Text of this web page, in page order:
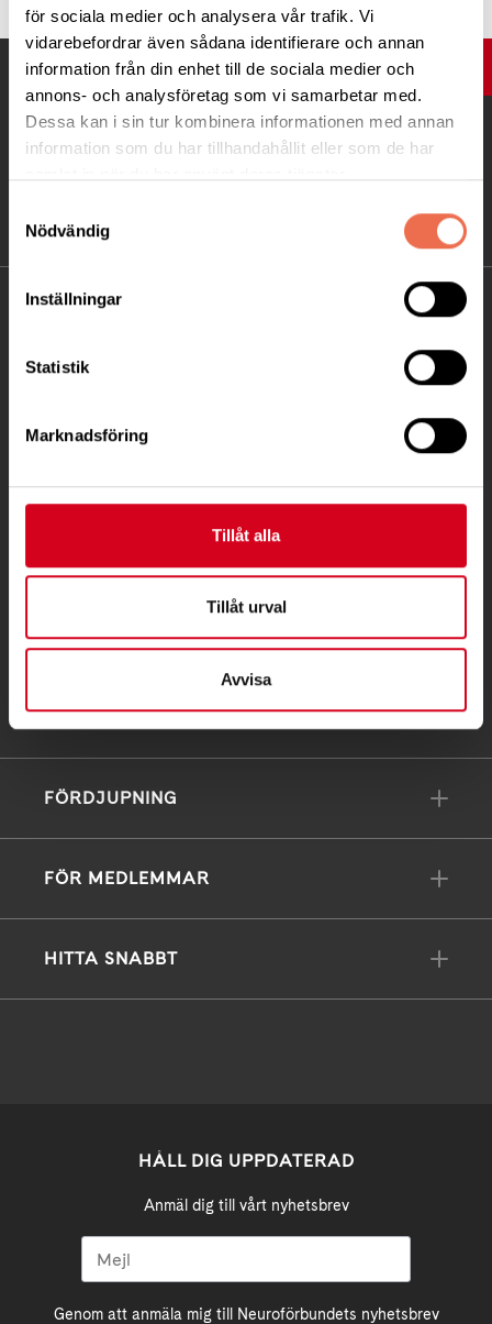
för sociala medier och analysera vår trafik. Vi
vidarebefordrar även sådana identifierare och annan
information från din enhet till de sociala medier och
annons- och analysföretag som vi samarbetar med.
Dessa kan i sin tur kombinera informationen med annan
information som du har tillhandahållit eller som de har
Nödvändig
Inställningar
Statistik
Marknadsföring
Tillåt alla
Tillåt urval
Avvisa
KONTAKT
Besöksadress:
Box 4086
PG 90 10 07-5 | BG 901-0075 | Swishgåva 90 100
75 | Organisationsnummer 802002-3605
FÖRDJUPNING
FÖR MEDLEMMAR
HITTA SNABBT
HÅLL DIG UPPDATERAD
Anmäl dig till vårt nyhetsbrev
Genom att anmäla mig till Neuroförbundets nyhetsbrev